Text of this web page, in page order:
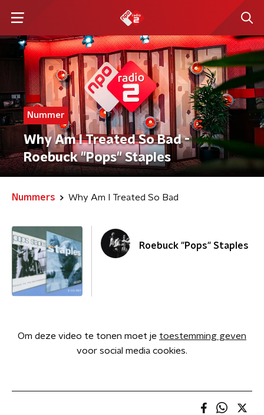
Nummer
Why Am I Treated So Bad -
Roebuck "Pops" Staples
Nummers Why Am I Treated So Bad
Roebuck "Pops" Staples
Om deze video te tonen moet je toestemming geven
voor social media cookies.